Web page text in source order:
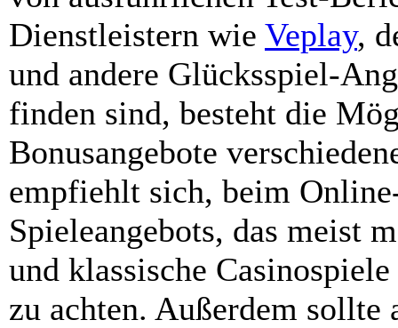
Dienstleistern wie Veplay,
und andere Glücksspiel-
finden sind, besteht die
Bonusangebote
empfiehlt sich, beim
Spieleangebots, das meist
und klassische
zu achten. Außerdem sollte